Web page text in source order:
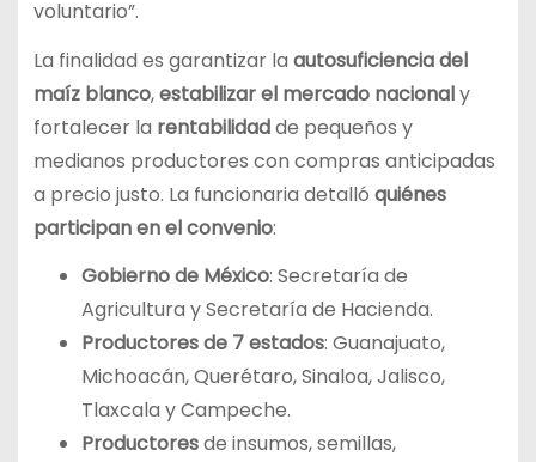
voluntario”.
La finalidad es garantizar la autosuficiencia del
maíz blanco,estabilizar el mercado nacionaly
fortalecer la rentabilidadde pequeños y
medianos productores con compras anticipadas
a precio justo. La funcionaria detalló quiénes
participan en el convenio:
Gobierno de México: Secretaría de
Agricultura y Secretaría de Hacienda.
Productores de 7 estados: Guanajuato,
Michoacán, Querétaro, Sinaloa, Jalisco,
Tlaxcala y Campeche.
Productoresde insumos, semillas,